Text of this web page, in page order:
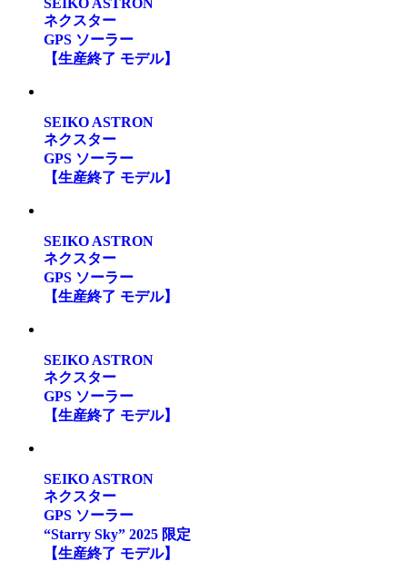
ネクスター
GPS ソーラー
【生産終了 モデル】
SEIKO ASTRON
ネクスター
GPS ソーラー
【生産終了 モデル】
SEIKO ASTRON
ネクスター
GPS ソーラー
【生産終了 モデル】
SEIKO ASTRON
ネクスター
GPS ソーラー
【生産終了 モデル】
SEIKO ASTRON
ネクスター
GPS ソーラー
“Starry Sky” 2025 限定
【生産終了 モデル】